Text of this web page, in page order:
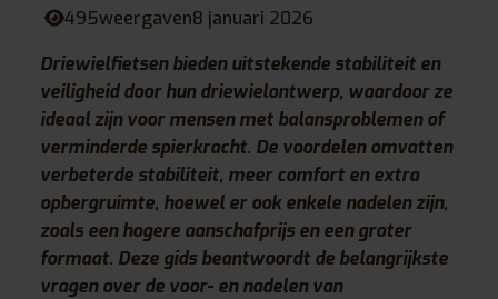
495weergaven8 januari 2026
Driewielfietsen bieden uitstekende stabiliteit en
veiligheid door hun driewielontwerp, waardoor ze
ideaal zijn voor mensen met balansproblemen of
verminderde spierkracht. De voordelen omvatten
verbeterde stabiliteit, meer comfort en extra
opbergruimte, hoewel er ook enkele nadelen zijn,
zoals een hogere aanschafprijs en een groter
formaat. Deze gids beantwoordt de belangrijkste
vragen over de voor- en nadelen van